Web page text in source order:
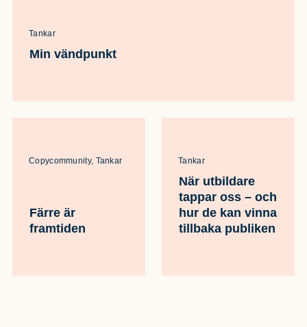
Tankar
Min vändpunkt
Copycommunity, Tankar
Färre är
framtiden
Tankar
När utbildare
tappar oss – och
hur de kan vinna
tillbaka publiken